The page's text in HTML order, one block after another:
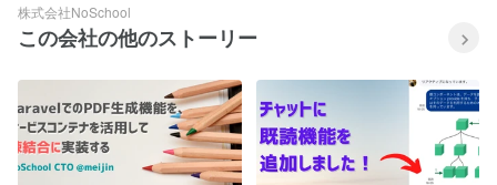
株式会社NoSchool
この会社の他のストーリー